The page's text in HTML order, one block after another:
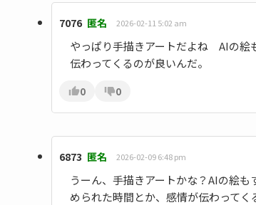
7076 匿名 2026-02-11 5:02 am
やっぱり手描きアートだよね AIの
伝わってくるのが良いんだ。
0 0
6873 匿名 2026-02-09 6:48 pm
うーん、手描きアートかな？AIの絵
められた時間とか、感情が伝わってく